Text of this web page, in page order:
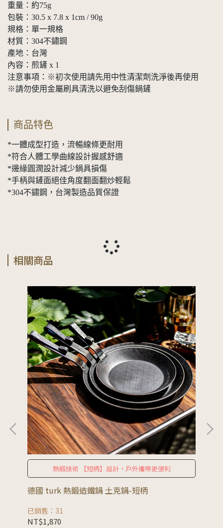
重量：約75g
包裝：30.5 x 7.8 x 1cm / 90g
規格：單一規格
材質：304不鏽鋼
產地：台灣
內容：煎鏟 x 1
注意事項：※初次使用請先用中性清潔劑洗淨後再使用
※請勿使用金屬刷具清洗以避免刮傷鍋鏟
商品特色
*一體成型打造，流暢線條更耐用
*符合人體工學曲線設計握感舒適
*邊緣圓潤設計減少鍋具損傷
*手柄與鏟面絕佳角度翻面翻炒輕鬆
*304不鏽鋼，台灣製造品質保證
相關商品
熱緞技術 【短柄】設計，戶外攜帶更便利
德國 turk 熱鍛造鐵鍋 土克鍋-短柄
已銷售：31
NT$1,870